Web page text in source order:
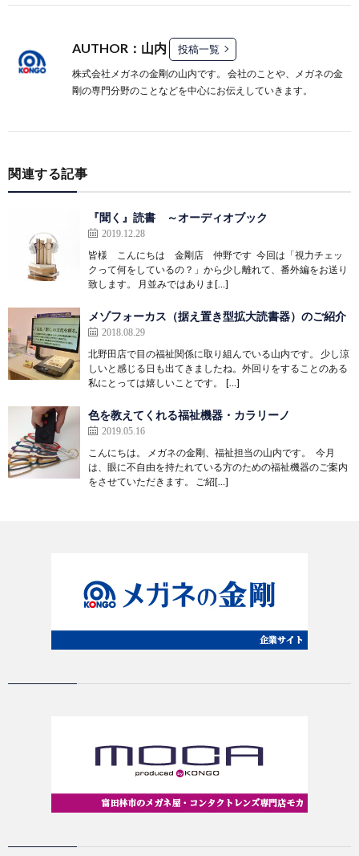
AUTHOR：山内 投稿一覧
株式会社メガネの金剛の山内です。 会社のことや、メガネの金
剛の専門分野のことなどを中心にお伝えしていきます。
関連する記事
『聞く』読書 ～オーディオブック
2019.12.28
皆様 こんにちは 金剛店 仲野です 今回は「視力チェッ
クって何をしているの？」から少し離れて、番外編をお送り
致します。 月並みではありま[…]
メゾフォーカス（据え置き型拡大読書器）のご紹介
2018.08.29
北野田店で目の福祉関係に取り組んでいる山内です。 少し涼
しいと感じる日も出てきましたね。外回りをすることのある
私にとっては嬉しいことです。 […]
色を教えてくれる福祉機器・カラリーノ
2019.05.16
こんにちは。 メガネの金剛、福祉担当の山内です。 今月
は、眼に不自由を持たれている方のための福祉機器のご案内
をさせていただきます。 ご紹[…]